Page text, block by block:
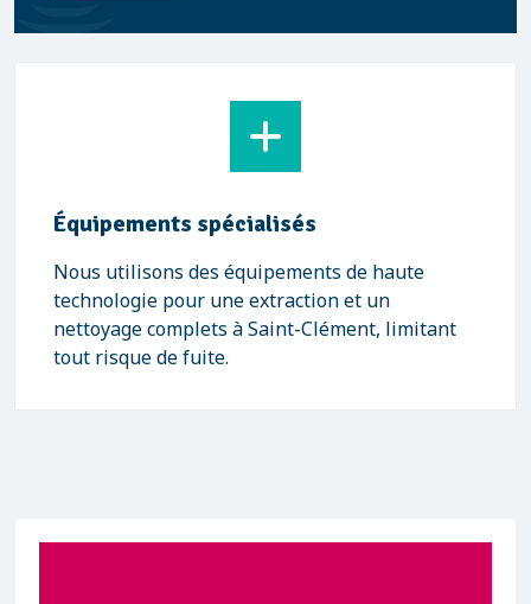
Équipements spécialisés
Nous utilisons des équipements de haute
technologie pour une extraction et un
nettoyage complets à Saint-Clément, limitant
tout risque de fuite.